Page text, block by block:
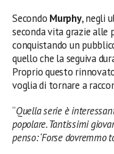
Secondo Murphy, negli
seconda vita grazie
conquistando un
quello che la seguiva
Proprio questo
voglia di tornare a
“Quella serie è
popolare. Tantissimi
penso: ‘Forse dovremmo